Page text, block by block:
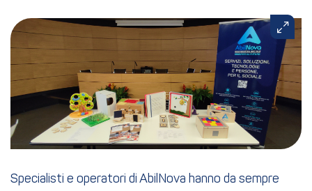
Specialisti e operatori di AbilNova hanno da sempre